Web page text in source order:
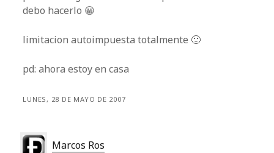
debo hacerlo 😀
limitacion autoimpuesta totalmente 🙂
pd: ahora estoy en casa
LUNES, 28 DE MAYO DE 2007
Marcos Ros